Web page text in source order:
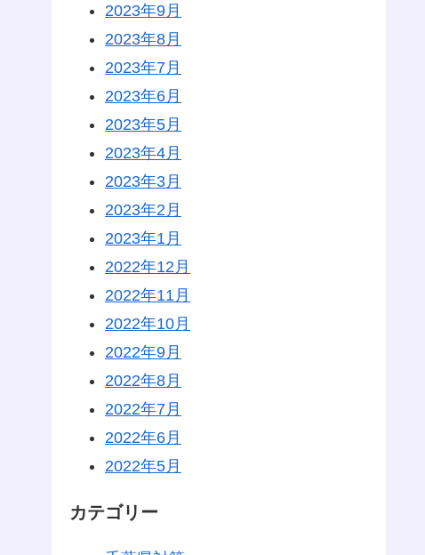
2023年9月
2023年8月
2023年7月
2023年6月
2023年5月
2023年4月
2023年3月
2023年2月
2023年1月
2022年12月
2022年11月
2022年10月
2022年9月
2022年8月
2022年7月
2022年6月
2022年5月
カテゴリー